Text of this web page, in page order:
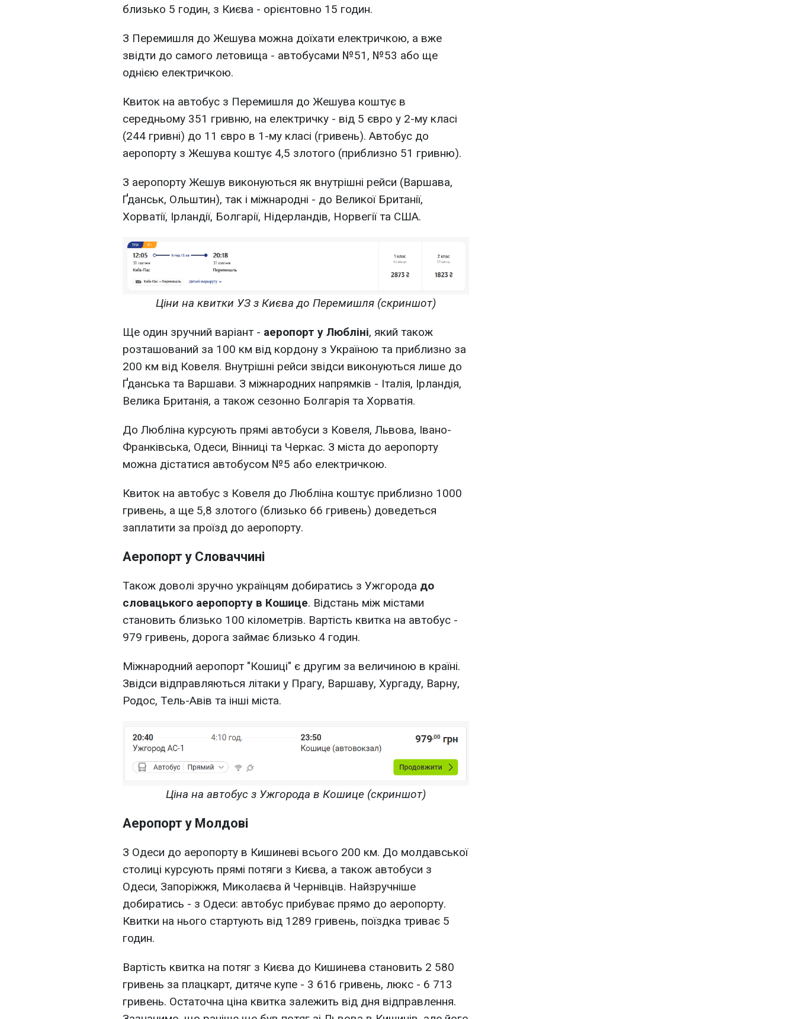
близько 5 годин, з Києва - орієнтовно 15 годин.
З Перемишля до Жешува можна доїхати електричкою, а вже
звідти до самого летовища - автобусами №51, №53 або ще
однією електричкою.
Квиток на автобус з Перемишля до Жешува коштує в
середньому 351 гривню, на електричку - від 5 євро у 2-му класі
(244 гривні) до 11 євро в 1-му класі (гривень). Автобус до
аеропорту з Жешува коштує 4,5 злотого (приблизно 51 гривню).
З аеропорту Жешув виконуються як внутрішні рейси (Варшава,
Ґданськ, Ольштин), так і міжнародні - до Великої Британії,
Хорватії, Ірландії, Болгарії, Нідерландів, Норвегії та США.
Ціни на квитки УЗ з Києва до Перемишля (скриншот)
Ще один зручний варіант - аеропорт у Любліні, який також
розташований за 100 км від кордону з Україною та приблизно за
200 км від Ковеля. Внутрішні рейси звідси виконуються лише до
Ґданська та Варшави. З міжнародних напрямків - Італія, Ірландія,
Велика Британія, а також сезонно Болгарія та Хорватія.
До Любліна курсують прямі автобуси з Ковеля, Львова, Івано-
Франківська, Одеси, Вінниці та Черкас. З міста до аеропорту
можна дістатися автобусом №5 або електричкою.
Квиток на автобус з Ковеля до Любліна коштує приблизно 1000
гривень, а ще 5,8 злотого (близько 66 гривень) доведеться
заплатити за проїзд до аеропорту.
Аеропорт у Словаччині
Також доволі зручно українцям добиратись з Ужгорода до
словацького аеропорту в Кошице. Відстань між містами
становить близько 100 кілометрів. Вартість квитка на автобус -
979 гривень, дорога займає близько 4 годин.
Міжнародний аеропорт "Кошиці" є другим за величиною в країні.
Звідси відправляються літаки у Прагу, Варшаву, Хургаду, Варну,
Родос, Тель-Авів та інші міста.
Ціна на автобус з Ужгорода в Кошице (скриншот)
Аеропорт у Молдові
З Одеси до аеропорту в Кишиневі всього 200 км. До молдавської
столиці курсують прямі потяги з Києва, а також автобуси з
Одеси, Запоріжжя, Миколаєва й Чернівців. Найзручніше
добиратись - з Одеси: автобус прибуває прямо до аеропорту.
Квитки на нього стартують від 1289 гривень, поїздка триває 5
годин.
Вартість квитка на потяг з Києва до Кишинева становить 2 580
гривень за плацкарт, дитяче купе - 3 616 гривень, люкс - 6 713
гривень. Остаточна ціна квитка залежить від дня відправлення.